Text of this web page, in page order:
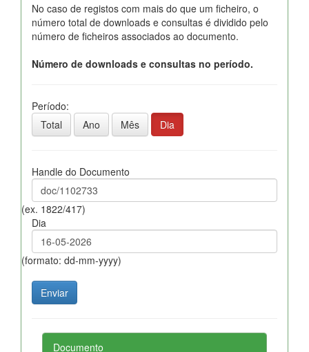
No caso de registos com mais do que um ficheiro, o
número total de downloads e consultas é dividido pelo
número de ficheiros associados ao documento.
Número de downloads e consultas no período.
Período:
Total
Ano Mês Dia
Handle do Documento
(ex. 1822/417)
Dia
(formato: dd-mm-yyyy)
Documento